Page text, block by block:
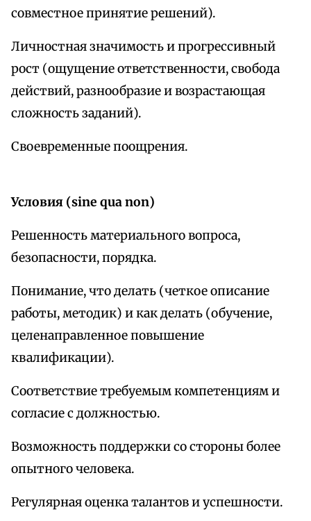
совместное принятие решений).
Личностная значимость и прогрессивный
рост (ощущение ответственности, свобода
действий, разнообразие и возрастающая
сложность заданий).
Своевременные поощрения.
Условия (sine qua non)
Решенность материального вопроса,
безопасности, порядка.
Понимание, что делать (четкое описание
работы, методик) и как делать (обучение,
целенаправленное повышение
квалификации).
Соответствие требуемым компетенциям и
согласие с должностью.
Возможность поддержки со стороны более
опытного человека.
Регулярная оценка талантов и успешности.